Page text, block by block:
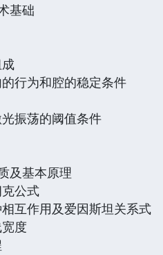
基础
行为和腔的稳定条件
振荡的阈值条件
及基本原理
公式
互作用及爱因斯坦关系式
度